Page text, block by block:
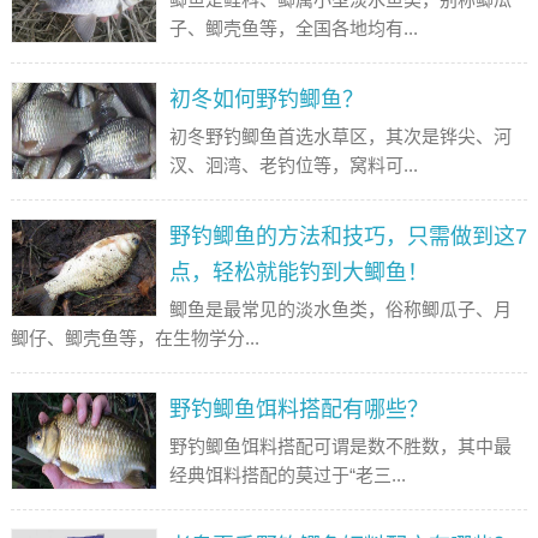
子、鲫壳鱼等，全国各地均有...
初冬如何野钓鲫鱼？
初冬野钓鲫鱼首选水草区，其次是铧尖、河
汊、洄湾、老钓位等，窝料可...
野钓鲫鱼的方法和技巧，只需做到这7
点，轻松就能钓到大鲫鱼！
鲫鱼是最常见的淡水鱼类，俗称鲫瓜子、月
鲫仔、鲫壳鱼等，在生物学分...
野钓鲫鱼饵料搭配有哪些？
野钓鲫鱼饵料搭配可谓是数不胜数，其中最
经典饵料搭配的莫过于“老三...